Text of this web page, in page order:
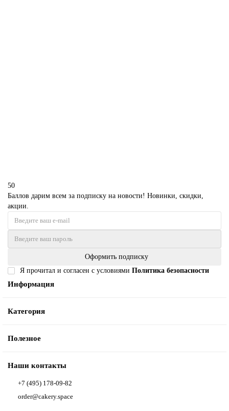
50
Баллов дарим всем за подписку на новости! Новинки, скидки,
акции.
Оформить подписку
Я прочитал и согласен с условиями Политика безопасности
Информация
Категория
Полезное
Наши контакты
+7 (495) 178-09-82
order@cakery.space